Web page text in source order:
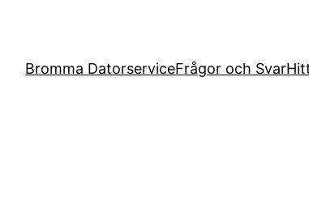
Bromma DatorserviceFrågor och Svar